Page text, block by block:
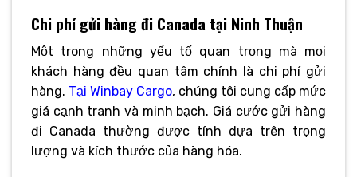
Chi phí gửi hàng đi Canada tại Ninh Thuận
Một trong những yếu tố quan trọng mà mọi
khách hàng đều quan tâm chính là chi phí gửi
hàng. Tại Winbay Cargo, chúng tôi cung cấp mức
giá cạnh tranh và minh bạch. Giá cước gửi hàng
đi Canada thường được tính dựa trên trọng
lượng và kích thước của hàng hóa.